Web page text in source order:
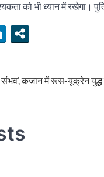
को भी ध्यान में रखेगा।
संभव’, कजान में रूस-यूक्रेन